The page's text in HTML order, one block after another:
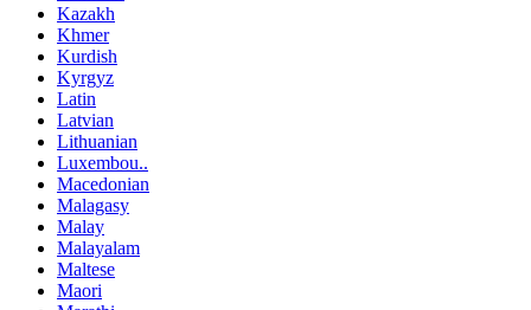
Kazakh
Khmer
Kurdish
Kyrgyz
Latin
Latvian
Lithuanian
Luxembou..
Macedonian
Malagasy
Malay
Malayalam
Maltese
Maori